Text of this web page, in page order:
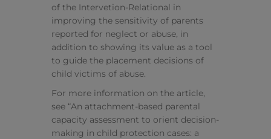
of the Intervetion-Relational in
improving the sensitivity of parents
reported for neglect or abuse, in
addition to showing its value as a tool
to guide the placement decisions of
child victims of abuse.
For more information on the article,
see “An attachment-based parental
capacity assessment to orient decision-
making in child protection cases: a